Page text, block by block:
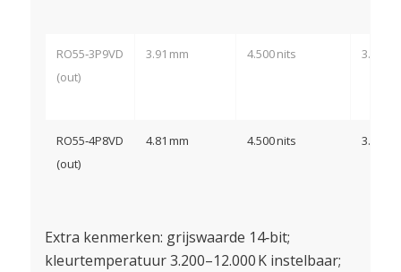
RO55‑3P9VD
(out)
3.91 mm 4.500 nits 3.840
RO55‑4P8VD
(out)
4.81 mm 4.500 nits 3.840
Extra kenmerken: grijswaarde 14‑bit;
kleurtemperatuur 3.200–12.000 K instelbaar;